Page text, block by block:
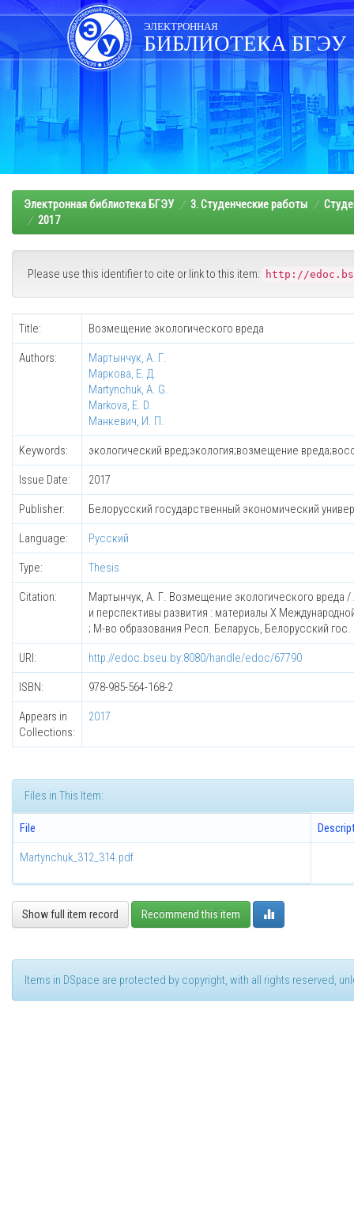
Skip
navigation
ЭЛЕКТРОННАЯ
БИБЛИОТЕКА БГЭУ
Электронная библиотека БГЭУ 3. Студенческие работы
2017
Please use this identifier to cite or link to this item: http://
Title: Возмещение экологического вреда
Authors:
Мартынчук, А. Г.
Маркова, Е. Д.
Martynchuk, A. G.
Markova, E. D.
Манкевич, И. П.
Keywords: экологический вред;экология;возмещение
Issue Date: 2017
Publisher: Белорусский государственный экономический
Language: Русский
Type: Thesis
Citation:
Мартынчук, А. Г. Возмещение экологического вреда
и перспективы развития : материалы X
; М-во образования Респ. Беларусь, Белорусский
URI: http://edoc.bseu.by:8080/handle/edoc/67790
ISBN: 978-985-564-168-2
Appears in
Collections:
2017
Files in This Item:
File
Martynchuk_312_314.pdf
Show full item record Recommend this item
Items in DSpace are protected by copyright, with all rights reserved,